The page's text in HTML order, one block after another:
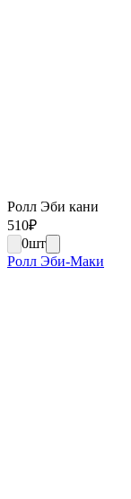
Ролл Эби кани
510₽
0шт
Ролл Эби-Маки